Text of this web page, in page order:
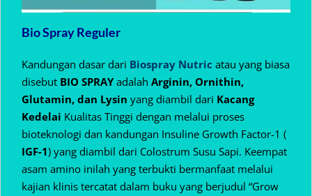
Bio Spray Reguler
Kandungan dasar dari Biospray Nutric atau yang biasa
disebut BIO SPRAYadalah Arginin, Ornithin,
Glutamin, dan Lysin yang diambil dari Kacang
Kedelai Kualitas Tinggi dengan melalui proses
bioteknologi dan kandungan Insuline Growth Factor-1 (
IGF-1) yang diambil dari Colostrum Susu Sapi. Keempat
asam amino inilah yang terbukti bermanfaat melalui
kajian klinis tercatat dalam buku yang berjudul “Grow